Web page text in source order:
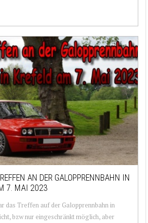
AN DER GALOPPRENNBAHN IN
7. MAI 2023
das Treffen auf der Galopprennbahn in
bzw nur eingeschränkt möglich, aber